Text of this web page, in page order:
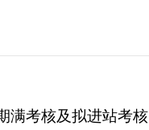
满考核及拟进站考核